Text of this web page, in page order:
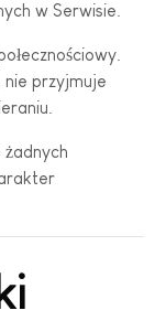
w Serwisie.
nie przyjmuje
żadnych